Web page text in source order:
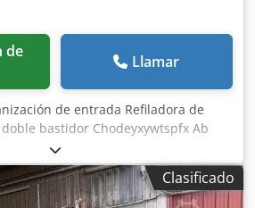
Llamar
de entrada Refiladora de
bastidor Chodeyxywtspfx Ab
120 mm
Clasificado